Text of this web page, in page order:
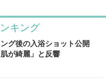
キング
グ後の入浴ショット公開
が綺麗」と反響